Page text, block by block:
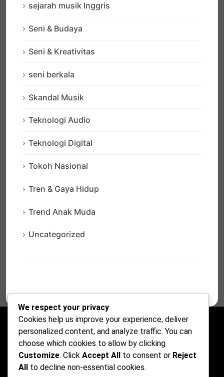
sejarah musik Inggris
Seni & Budaya
Seni & Kreativitas
seni berkala
Skandal Musik
Teknologi Audio
Teknologi Digital
Tokoh Nasional
Tren & Gaya Hidup
Trend Anak Muda
Uncategorized
We respect your privacy
Cookies help us improve your experience, deliver
personalized content, and analyze traffic. You can
choose which cookies to allow by clicking
Customize. Click Accept All to consent or Reject
All to decline non-essential cookies.